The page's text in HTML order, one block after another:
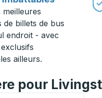
meilleures
de billets de bus
endroit - avec
ailleurs.
pour